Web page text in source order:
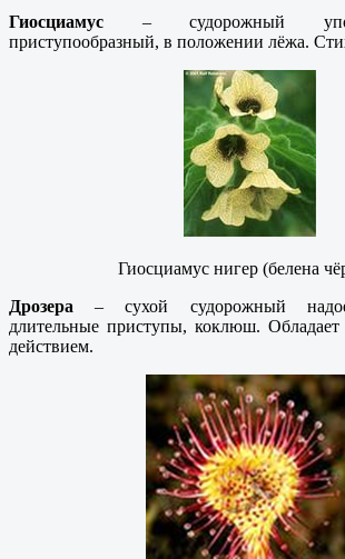
Гиосциамус – судорожный
приступообразный, в положении лёжа.
Гиосциамус нигер (белена
Дрозера – сухой судорожный
длительные приступы, коклюш.
действием.